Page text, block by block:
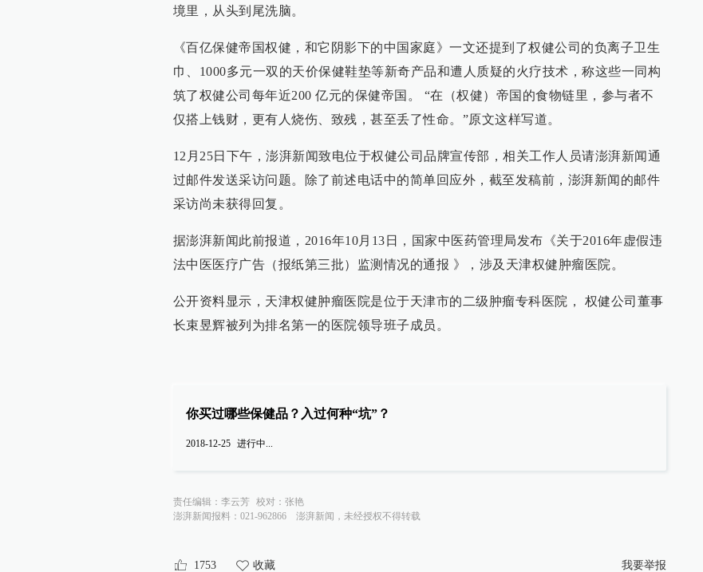
境里，从头到尾洗脑。
《百亿保健帝国权健，和它阴影下的中国家庭》一文还提到了权健公司的负离子卫生
巾、1000多元一双的天价保健鞋垫等新奇产品和遭人质疑的火疗技术，称这些一同构
筑了权健公司每年近200 亿元的保健帝国。 “在（权健）帝国的食物链里，参与者不
仅搭上钱财，更有人烧伤、致残，甚至丢了性命。”原文这样写道。
12月25日下午，澎湃新闻致电位于权健公司品牌宣传部，相关工作人员请澎湃新闻通
过邮件发送采访问题。除了前述电话中的简单回应外，截至发稿前，澎湃新闻的邮件
采访尚未获得回复。
据澎湃新闻此前报道，2016年10月13日，国家中医药管理局发布《关于2016年虚假违
法中医医疗广告（报纸第三批）监测情况的通报 》，涉及天津权健肿瘤医院。
公开资料显示，天津权健肿瘤医院是位于天津市的二级肿瘤专科医院， 权健公司董事
长束昱辉被列为排名第一的医院领导班子成员。
你买过哪些保健品？入过何种“坑”？
2018-12-25 进行中...
责任编辑： 李云芳 校对： 张艳
澎湃新闻报料：021-962866
澎湃新闻，未经授权不得转载
1753 收藏 我要举报